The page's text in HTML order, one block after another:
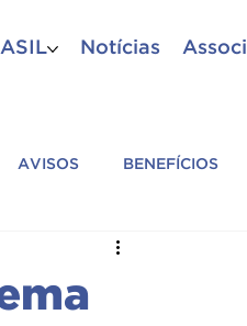
Notícias
AVISOS BENEFÍCIOS
CBM